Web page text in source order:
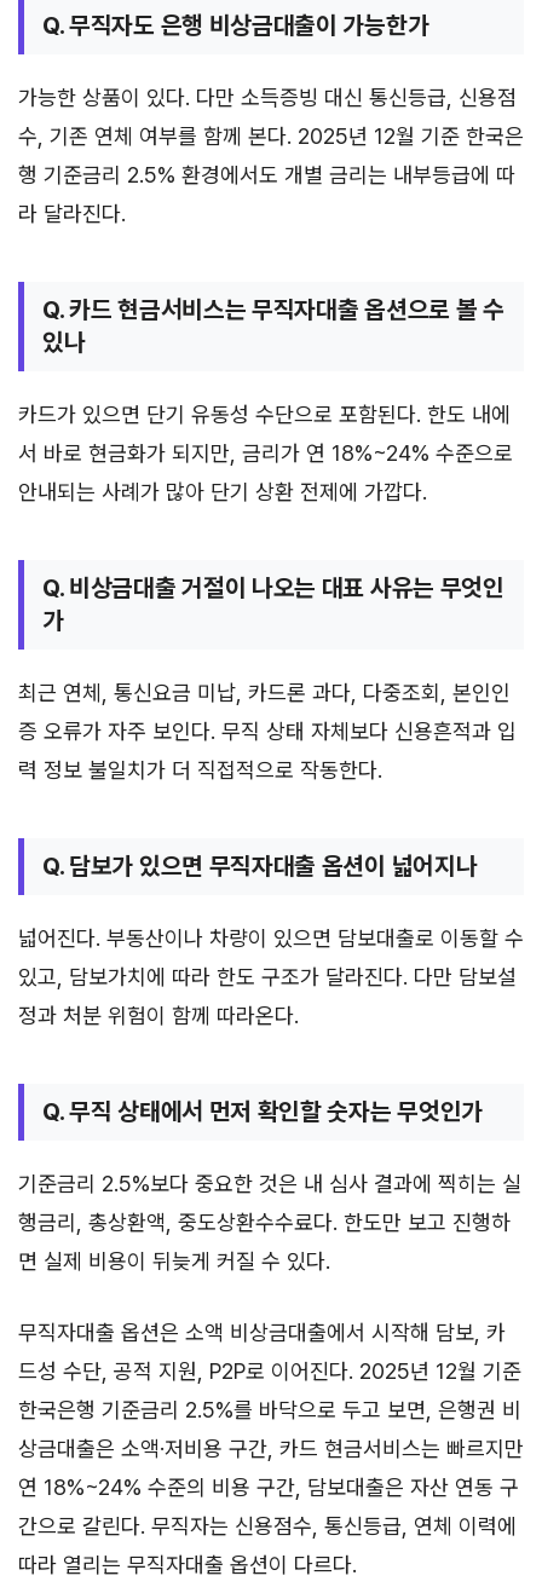
Q. 무직자도 은행 비상금대출이 가능한가
가능한 상품이 있다. 다만 소득증빙 대신 통신등급, 신용점
수, 기존 연체 여부를 함께 본다. 2025년 12월 기준 한국은
행 기준금리 2.5% 환경에서도 개별 금리는 내부등급에 따
라 달라진다.
Q. 카드 현금서비스는 무직자대출 옵션으로 볼 수
있나
카드가 있으면 단기 유동성 수단으로 포함된다. 한도 내에
서 바로 현금화가 되지만, 금리가 연 18%~24% 수준으로
안내되는 사례가 많아 단기 상환 전제에 가깝다.
Q. 비상금대출 거절이 나오는 대표 사유는 무엇인
가
최근 연체, 통신요금 미납, 카드론 과다, 다중조회, 본인인
증 오류가 자주 보인다. 무직 상태 자체보다 신용흔적과 입
력 정보 불일치가 더 직접적으로 작동한다.
Q. 담보가 있으면 무직자대출 옵션이 넓어지나
넓어진다. 부동산이나 차량이 있으면 담보대출로 이동할 수
있고, 담보가치에 따라 한도 구조가 달라진다. 다만 담보설
정과 처분 위험이 함께 따라온다.
Q. 무직 상태에서 먼저 확인할 숫자는 무엇인가
기준금리 2.5%보다 중요한 것은 내 심사 결과에 찍히는 실
행금리, 총상환액, 중도상환수수료다. 한도만 보고 진행하
면 실제 비용이 뒤늦게 커질 수 있다.
무직자대출 옵션은 소액 비상금대출에서 시작해 담보, 카
드성 수단, 공적 지원, P2P로 이어진다. 2025년 12월 기준
한국은행 기준금리 2.5%를 바닥으로 두고 보면, 은행권 비
상금대출은 소액·저비용 구간, 카드 현금서비스는 빠르지만
연 18%~24% 수준의 비용 구간, 담보대출은 자산 연동 구
간으로 갈린다. 무직자는 신용점수, 통신등급, 연체 이력에
따라 열리는 무직자대출 옵션이 다르다.